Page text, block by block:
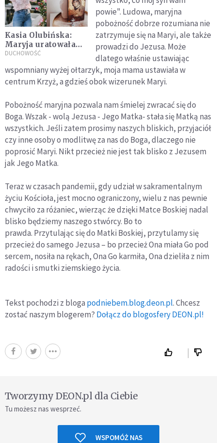
Kasia Olubińska:
Maryja uratowała
mojego brata
DUCHOWOŚĆ
powie". Ludowa, maryjna
pobożność dobrze rozumiana nie
zatrzymuje się na Maryi, ale także
prowadzi do Jezusa. Może
dlatego właśnie ustawiając
wspomniany wyżej ołtarzyk, moja mama ustawiała w
centrum Krzyż, a gdzieś obok wizerunek Maryi.
Pobożność maryjna pozwala nam śmielej zwracać się do
Boga. Wszak - wolą Jezusa - Jego Matka- stała się Matką nas
wszystkich. Jeśli zatem prosimy naszych bliskich, przyjaciół
czy inne osoby o modlitwę za nas do Boga, dlaczego nie
poprosić Maryi. Nikt przecież nie jest tak blisko z Jezusem
jak Jego Matka.
Teraz w czasach pandemii, gdy udział w sakramentalnym
życiu Kościoła, jest mocno ograniczony, wielu z nas pewnie
chwyciło za różaniec, wierząc że dzięki Matce Boskiej nadal
blisko będziemy naszego stwórcy. Bo to
prawda. Przytulając się do Matki Boskiej, przytulamy się
przecież do samego Jezusa – bo przecież Ona miała Go pod
sercem, nosiła na rękach, Ona Go karmiła, Ona dzieliła z nim
radości i smutki ziemskiego życia.
Tekst pochodzi z bloga podniebem.blog.deon.pl. Chcesz
zostać naszym blogerem? Dołącz do blogosfery DEON.pl!
Tworzymy DEON.pl dla Ciebie
Tu możesz nas wesprzeć.
WSPOMÓŻ NAS